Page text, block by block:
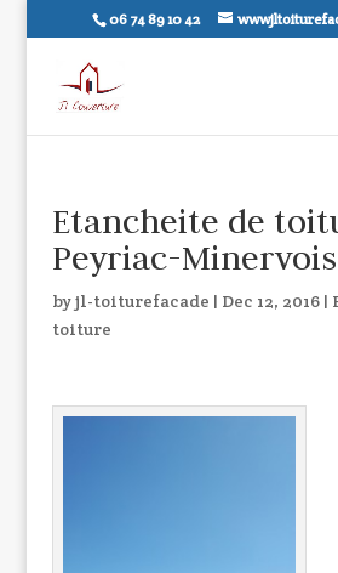
06 74 89 10 42
Etancheite de
Peyriac-Minervois
byjl-toiturefacade | Dec 12, 2016|
toiture